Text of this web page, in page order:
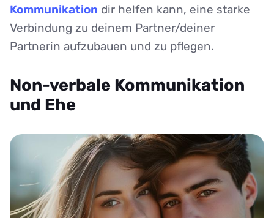
Kommunikation dir helfen kann, eine starke
Verbindung zu deinem Partner/deiner
Partnerin aufzubauen und zu pflegen.
Non-verbale Kommunikation
und Ehe